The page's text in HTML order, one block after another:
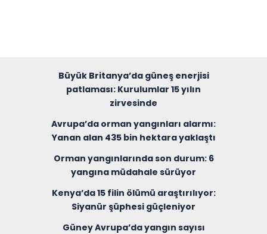
Büyük Britanya’da güneş enerjisi
patlaması: Kurulumlar 15 yılın
zirvesinde
Avrupa’da orman yangınları alarmı:
Yanan alan 435 bin hektara yaklaştı
Orman yangınlarında son durum: 6
yangına müdahale sürüyor
Kenya’da 15 filin ölümü araştırılıyor:
Siyanür şüphesi güçleniyor
Güney Avrupa’da yangın sayısı